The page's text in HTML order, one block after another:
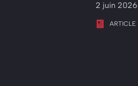
2 juin 2026
ARTICLE